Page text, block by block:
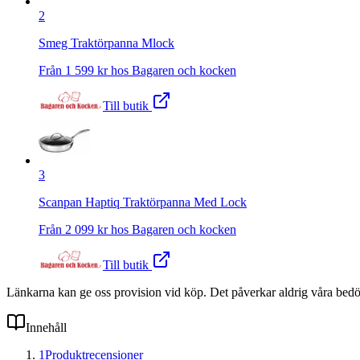
2
Smeg Traktörpanna Mlock
Från 1 599 kr hos Bagaren och kocken
Till butik
3
Scanpan Haptiq Traktörpanna Med Lock
Från 2 099 kr hos Bagaren och kocken
Till butik
Länkarna kan ge oss provision vid köp. Det påverkar aldrig våra
Innehåll
1Produktrecensioner